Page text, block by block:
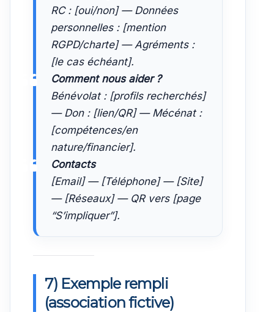
RC : [oui/non] — Données
personnelles : [mention
RGPD/charte] — Agréments :
[le cas échéant].
Comment nous aider ?
Bénévolat : [profils recherchés]
— Don : [lien/QR] — Mécénat :
[compétences/en
nature/financier].
Contacts
[Email] — [Téléphone] — [Site]
— [Réseaux] — QR vers [page
“S’impliquer”].
7) Exemple rempli
(association fictive)